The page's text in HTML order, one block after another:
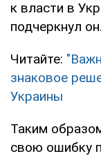
к власти в
подчеркнул он.
Читайте:
знаковое
Украины
Таким
свою ошибку